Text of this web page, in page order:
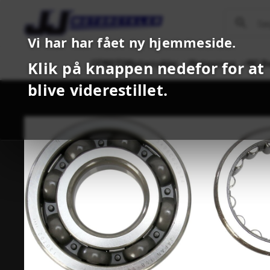
Vi har har fået ny hjemmeside.
Klik på knappen nedefor for at
blive viderestillet.
CFMOTOMotorcykler Motocross MC